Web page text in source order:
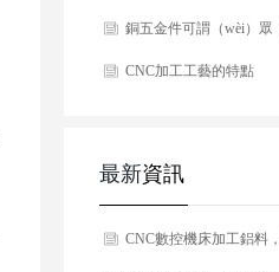
銅五金件可謂（wèi）眾
周知（zhī）
CNC加工工藝的特點
最新資訊
​CNC數控機床加工鋁料